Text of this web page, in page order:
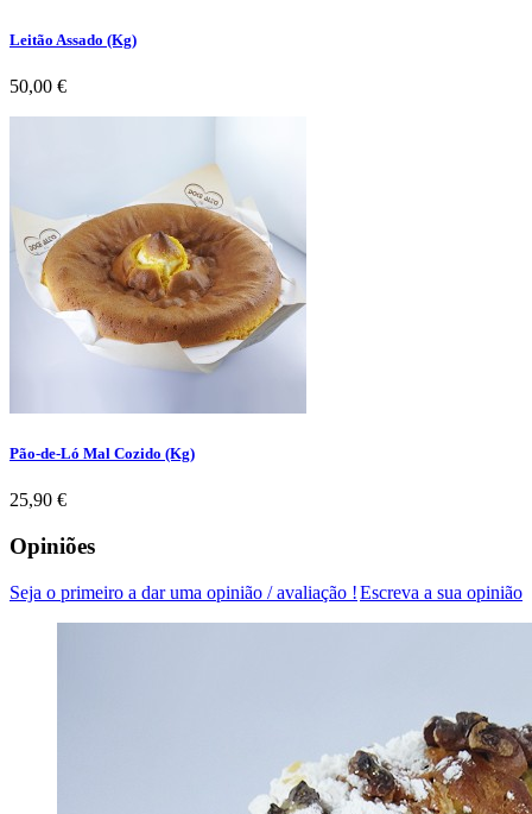
Leitão Assado (Kg)
Preço
50,00 €
Pão-de-Ló Mal Cozido (Kg)
Preço
25,90 €
Opiniões
Escreva a sua opinião
Seja o primeiro a dar uma opinião / avaliação !